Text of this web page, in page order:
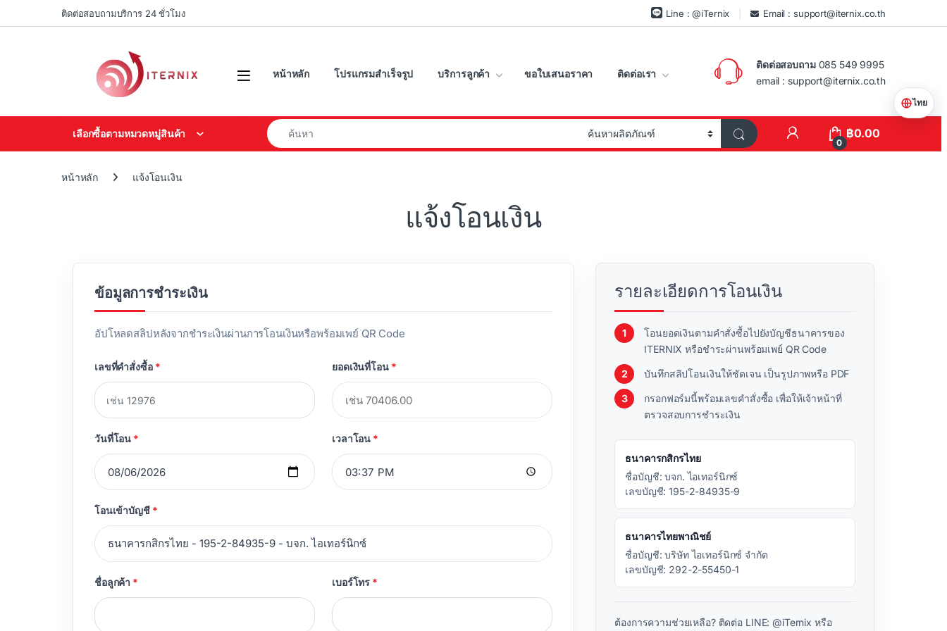
Skip to navigation
Skip to contentติดต่อสอบถามบริการ 24 ชั่วโมง Line : @iTernix Email : support@iternix.co.th
หน้าหลัก โปรแกรมสำเร็จรูป บริการลูกค้า ขอใบเสนอราคา ติดต่อเรา
ติดต่อสอบถาม085 549 9995
email : support@iternix.co.th
เลือกซื้อตามหมวดหมู่สินค้า
Search for:
0
฿0.00
หน้าหลัก แจ้งโอนเงิน
แจ้งโอนเงิน
ข้อมูลการชำระเงิน
อัปโหลดสลิปหลังจากชำระเงินผ่านการโอนเงินหรือพร้อมเพย์ QR Code
เลขที่คำสั่งซื้อ * ยอดเงินที่โอน *
วันที่โอน * เวลาโอน *
โอนเข้าบัญชี *
ชื่อลูกค้า * เบอร์โทร *
รายละเอียดการโอนเงิน
โอนยอดเงินตามคำสั่งซื้อไปยังบัญชีธนาคารของ
ITERNIX หรือชำระผ่านพร้อมเพย์ QR Code
บันทึกสลิปโอนเงินให้ชัดเจน เป็นรูปภาพหรือ PDF
กรอกฟอร์มนี้พร้อมเลขคำสั่งซื้อ เพื่อให้เจ้าหน้าที่
ตรวจสอบการชำระเงิน
ธนาคารกสิกรไทย
ชื่อบัญชี: บจก. ไอเทอร์นิกซ์
เลขบัญชี: 195-2-84935-9
ธนาคารไทยพาณิชย์
ชื่อบัญชี: บริษัท ไอเทอร์นิกซ์ จำกัด
เลขบัญชี: 292-2-55450-1
ต้องการความช่วยเหลือ? ติดต่อ LINE: @iTernix หรือ
ไทย